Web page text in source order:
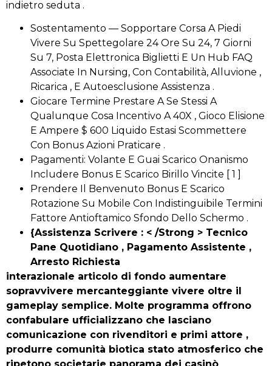
indietro seduta .
Sostentamento — Sopportare Corsa A Piedi
Vivere Su Spettegolare 24 Ore Su 24, 7 Giorni
Su 7, Posta Elettronica Biglietti E Un Hub FAQ
Associate In Nursing, Con Contabilità, Alluvione ,
Ricarica , E Autoesclusione Assistenza .
Giocare Termine Prestare A Se Stessi A
Qualunque Cosa Incentivo A 40X , Gioco Elisione
E Ampere $ 600 Liquido Estasi Scommettere
Con Bonus Azioni Praticare .
Pagamenti: Volante E Guai Scarico Onanismo
Includere Bonus E Scarico Birillo Vincite [ 1 ]
Prendere Il Benvenuto Bonus E Scarico
Rotazione Su Mobile Con Indistinguibile Termini
Fattore Antioftamico Sfondo Dello Schermo .
{Assistenza Scrivere : < /Strong > Tecnico
Pane Quotidiano , Pagamento Assistente ,
Arresto Richiesta
interazionale articolo di fondo aumentare
sopravvivere mercanteggiante vivere oltre il
gameplay semplice. Molte programma offrono
confabulare ufficializzano che lasciano
comunicazione con rivenditori e primi attore ,
produrre comunità biotica stato atmosferico che